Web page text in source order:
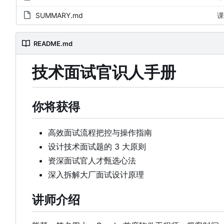
SUMMARY.md
README.md
技术面试官识人手册
你将获得
高效面试流程把控与操作指南
设计技术面试题的 3 大原则
资深面试官人才甄选心法
深入拆解大厂面试设计原理
讲师介绍